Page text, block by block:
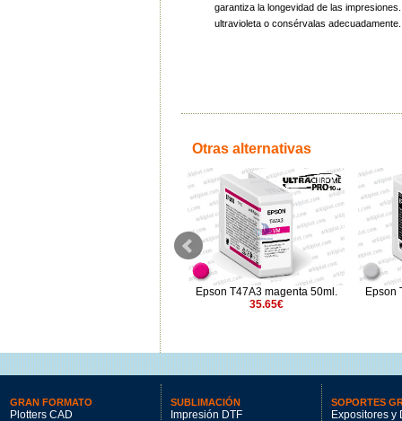
garantiza la longevidad de las
ultravioleta o consérvalas adecuadamente.
Otras alternativas
Epson T47A3 magenta 50ml.
35.65€
Epson
GRAN FORMATO
Plotters CAD
SUBLIMACIÓN
Impresión DTF
SOPORTES
Expositores y